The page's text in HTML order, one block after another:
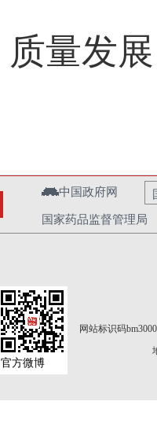
质量发
中国政府网
国家药品监督管理局
网站标识码
官方微博